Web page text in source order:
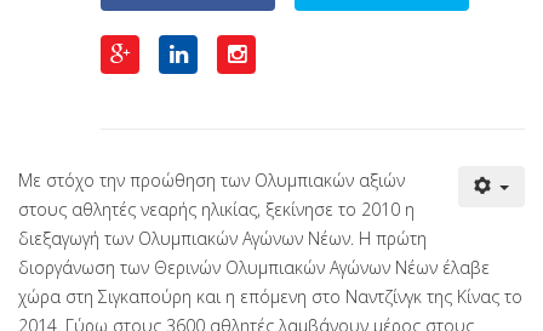
Με στόχο την προώθηση των Ολυμπιακών αξιών
στους αθλητές νεαρής ηλικίας, ξεκίνησε το 2010 η
διεξαγωγή των Ολυμπιακών Αγώνων Νέων. Η πρώτη
διοργάνωση των Θερινών Ολυμπιακών Αγώνων Νέων έλαβε
χώρα στη Σιγκαπούρη και η επόμενη στο Ναντζίνγκ της Κίνας το
2014. Γύρω στους 3600 αθλητές λαμβάνουν μέρος στους